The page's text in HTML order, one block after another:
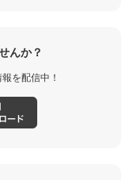
んか？
を配信中！